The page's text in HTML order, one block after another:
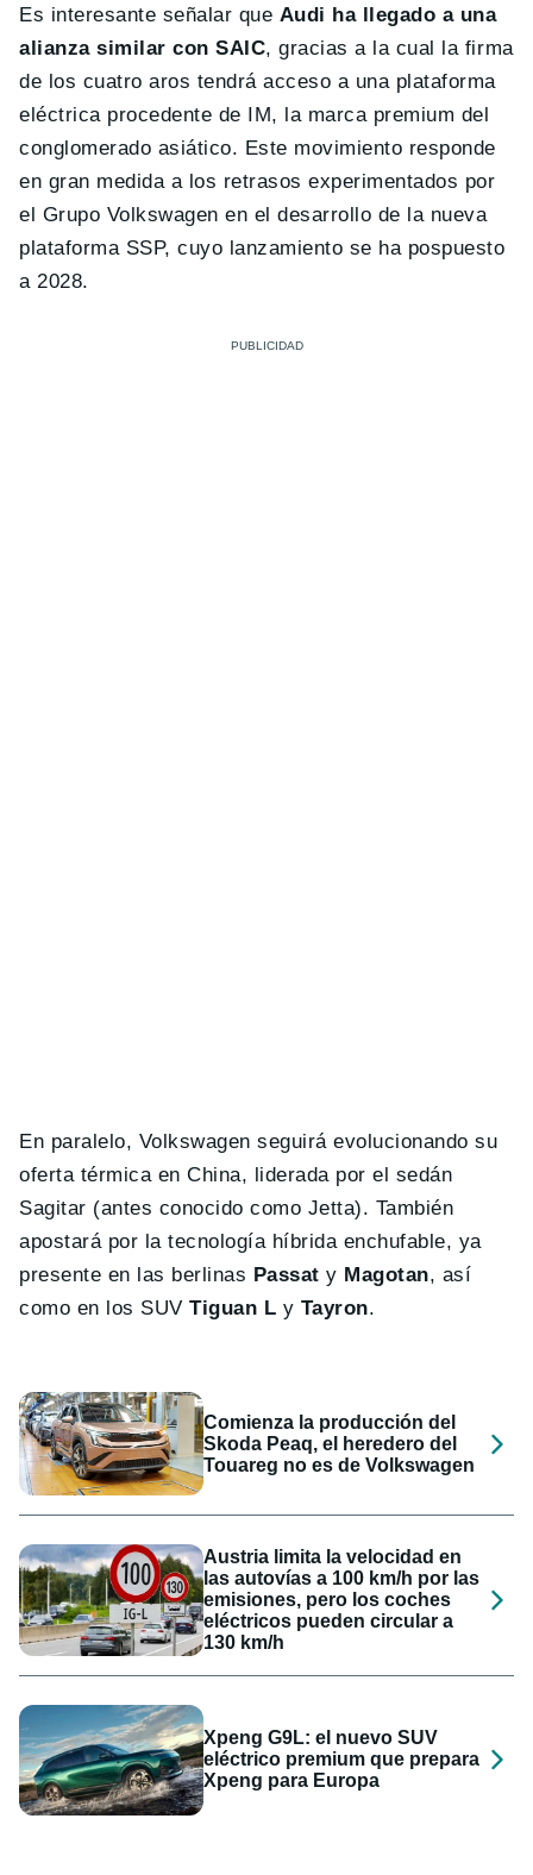
Es interesante señalar que Audi ha llegado a una
alianza similar con SAIC, gracias a la cual la firma
de los cuatro aros tendrá acceso a una plataforma
eléctrica procedente de IM, la marca premium del
conglomerado asiático. Este movimiento responde
en gran medida a los retrasos experimentados por
el Grupo Volkswagen en el desarrollo de la nueva
plataforma SSP, cuyo lanzamiento se ha pospuesto
a 2028.
En paralelo, Volkswagen seguirá evolucionando su
oferta térmica en China, liderada por el sedán
Sagitar (antes conocido como Jetta). También
apostará por la tecnología híbrida enchufable, ya
presente en las berlinas Passat y Magotan, así
como en los SUVTiguan L y Tayron.
Comienza la producción del
Skoda Peaq, el heredero del
Touareg no es de Volkswagen
Austria limita la velocidad en
las autovías a 100 km/h por las
emisiones, pero los coches
eléctricos pueden circular a
130 km/h
Xpeng G9L: el nuevo SUV
eléctrico premium que prepara
Xpeng para Europa